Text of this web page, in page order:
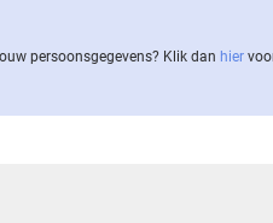
per­soons­ge­ge­vens? Klik dan hier